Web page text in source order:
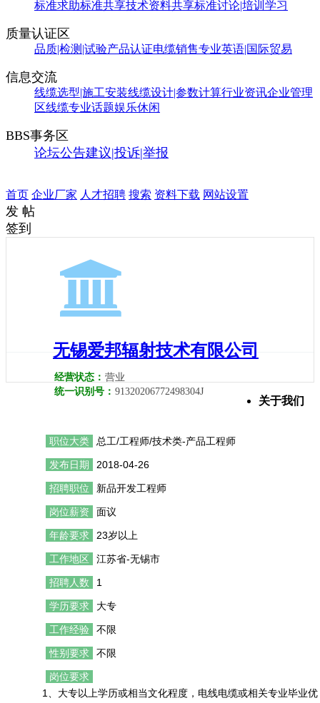
标准求助标准共享技术资料共享标准讨论|培训学习
质量认证区
品质|检测|试验产品认证电缆销售专业英语|国际贸易
信息交流
线缆选型|施工安装线缆设计|参数计算行业资讯企业管理
区线缆专业话题娱乐休闲
BBS事务区
论坛公告建议|投诉|举报
首页 企业厂家 人才招聘 搜索 资料下载 网站设置
发 帖
签到
无锡爱邦辐射技术有限公司
经营状态： 营业
统一识别号： 91320206772498304J
职位大类 总工/工程师/技术类-产品工程师
发布日期 2018-04-26
招聘职位 新品开发工程师
岗位薪资 面议
年龄要求 23岁以上
工作地区 江苏省-无锡市
招聘人数 1
学历要求 大专
工作经验 不限
性别要求 不限
岗位要求
1、大专以上学历或相当文化程度，电线电缆或相关专业毕业优
关于我们